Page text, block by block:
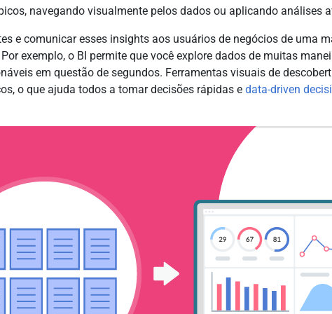
navegando visualmente pelos dados ou aplicando análises
e comunicar esses insights aos usuários de negócios de uma
exemplo, o BI permite que você explore dados de muitas
em questão de segundos. Ferramentas visuais de
o que ajuda todos a tomar decisões rápidas e data-driven